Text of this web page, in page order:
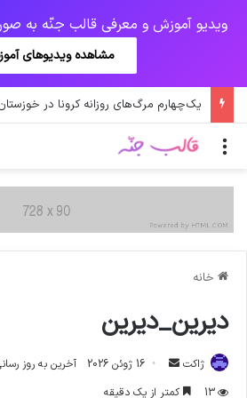
ویدیو آموزش و معرفی قالب جنّه به صورت
مشاهده ویدیوهای
منو
خانه
دیرین_دیرین
ژاکت
ارسال
ایمیل
16 ژوئن 2026 آخرین به روز رسانی: 16 ژوئن
13
کمتر از یک دقیقه